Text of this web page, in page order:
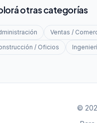
otras categorías
Ventas /
/ Oficios
©